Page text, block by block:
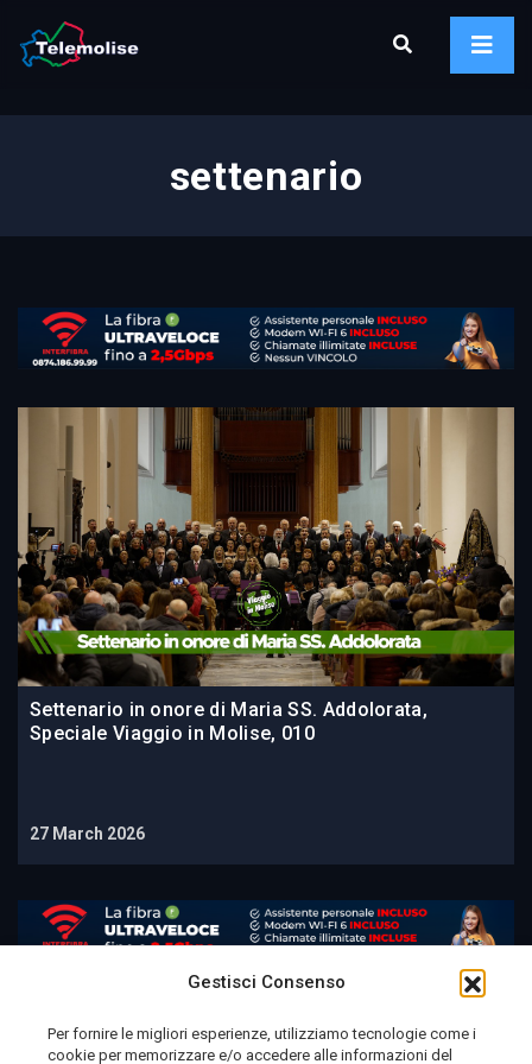
Gestisci Consenso
Per fornire le migliori esperienze, utilizziamo tecnologie come i
cookie per memorizzare e/o accedere alle informazioni del
settenario
Settenario in onore di Maria SS. Addolorata,
Speciale Viaggio in Molise, 010
27 March 2026